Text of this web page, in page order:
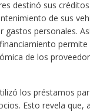
destinó sus
de sus
gastos personales.
de los
los préstamos
Esto revela que,